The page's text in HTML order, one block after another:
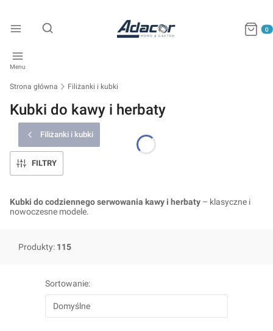
Otwórz wyszukiwarkę
Menu
Strona główna Filiżanki i kubki
Kubki do kawy i herbaty
Filiżanki i kubki
FILTRY
Kubki do codziennego serwowania kawy i herbaty – klasyczne i
nowoczesne modele.
Produkty: 115
Sortowanie:
Domyślne